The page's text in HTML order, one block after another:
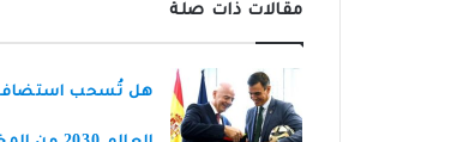
مقالات ذات صلة
هل تُسحب